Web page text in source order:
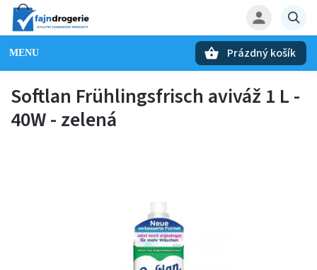
Prázdný košík
Softlan Frühlingsfrisch aviváž 1 L -
40W - zelená